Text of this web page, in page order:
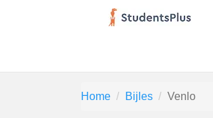
Home Bijles Venlo